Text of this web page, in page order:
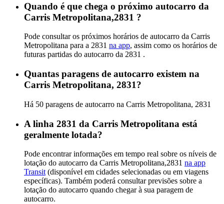
Quando é que chega o próximo autocarro da
Carris Metropolitana,2831 ?
Pode consultar os próximos horários de autocarro da Carris
Metropolitana para a 2831 na app, assim como os horários de
futuras partidas do autocarro da 2831 .
Quantas paragens de autocarro existem na
Carris Metropolitana, 2831?
Há 50 paragens de autocarro na Carris Metropolitana, 2831
A linha 2831 da Carris Metropolitana está
geralmente lotada?
Pode encontrar informações em tempo real sobre os níveis de
lotação do autocarro da Carris Metropolitana,2831 na app
Transit (disponível em cidades selecionadas ou em viagens
específicas). Também poderá consultar previsões sobre a
lotação do autocarro quando chegar à sua paragem de
autocarro.